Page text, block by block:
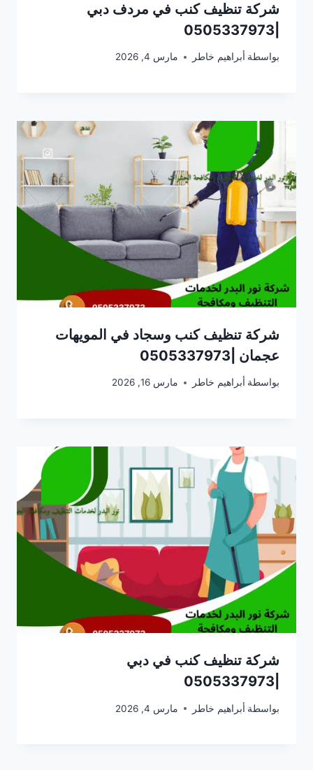
شركة تنظيف كنب في مردف دبي
بواسطة أبراهيم خاطر مارس 4, 2026
شركة تنظيف كنب وسجاد في المويهات
عجمان |0505337973
بواسطة أبراهيم خاطر مارس 16, 2026
شركة تنظيف كنب في دبي
بواسطة أبراهيم خاطر مارس 4, 2026